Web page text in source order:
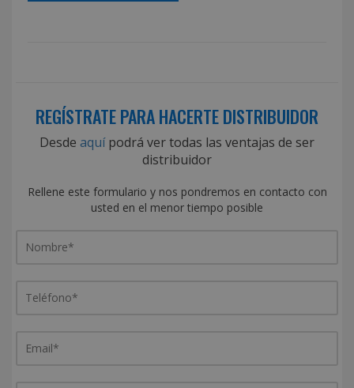
REGÍSTRATE PARA HACERTE DISTRIBUIDOR
Desde aquípodrá ver todas las ventajas de ser
distribuidor
Rellene este formulario y nos pondremos en contacto con
usted en el menor tiempo posible